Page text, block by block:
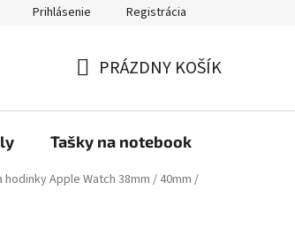
Prihlásenie Registrácia
KOŠÍK
PRÁZDNY KOŠÍK
Tašky na notebook
hodinky Apple Watch 38mm / 40mm /